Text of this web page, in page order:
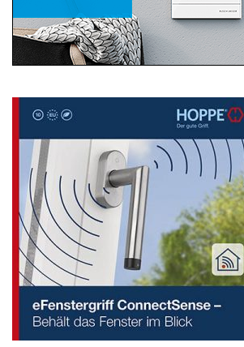
Search
for: